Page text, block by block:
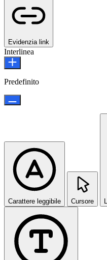
Evidenzia link
Interlinea
Predefinito
Carattere leggibile Cursore